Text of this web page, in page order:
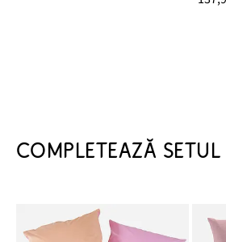
COMPLETEAZĂ SETUL